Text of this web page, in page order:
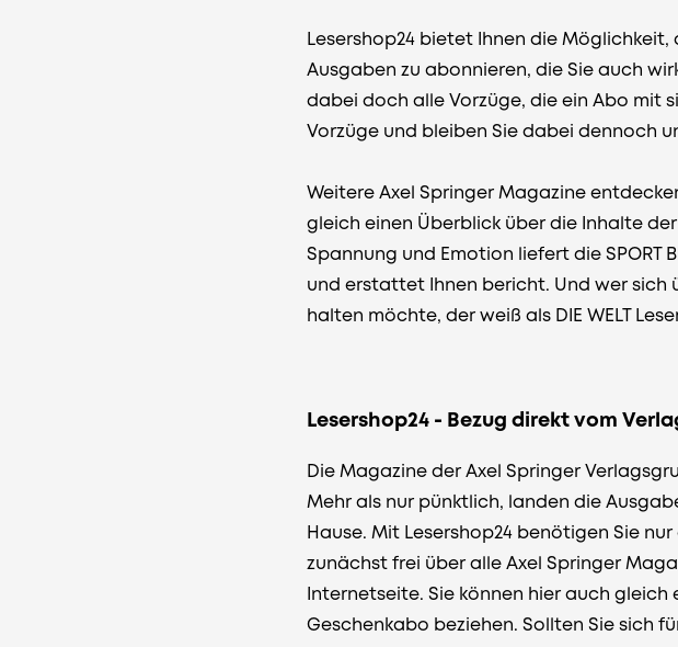
Lesershop24 bietet Ihnen die Möglichkeit,
Ausgaben zu abonnieren, die Sie auch
dabei doch alle Vorzüge, die ein Abo mit
Vorzüge und bleiben Sie dabei dennoch
Weitere Axel Springer Magazine
gleich einen Überblick über die Inhalte
Spannung und Emotion liefert die SPORT
und erstattet Ihnen bericht. Und wer sich
halten möchte, der weiß als DIE WELT
Lesershop24 - Bezug direkt vom
Die Magazine der Axel Springer
Mehr als nur pünktlich, landen die
Hause. Mit Lesershop24 benötigen Sie
zunächst frei über alle Axel Springer
Internetseite. Sie können hier auch
Geschenkabo beziehen. Sollten Sie sich